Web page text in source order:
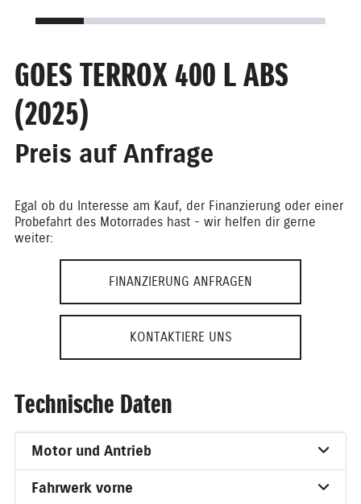
GOES TERROX 400 L ABS
(2025)
Preis auf Anfrage
Egal ob du Interesse am Kauf, der Finanzierung oder einer
Probefahrt des Motorrades hast - wir helfen dir gerne
weiter:
FINANZIERUNG ANFRAGEN
KONTAKTIERE UNS
Technische Daten
Motor und Antrieb
Fahrwerk vorne